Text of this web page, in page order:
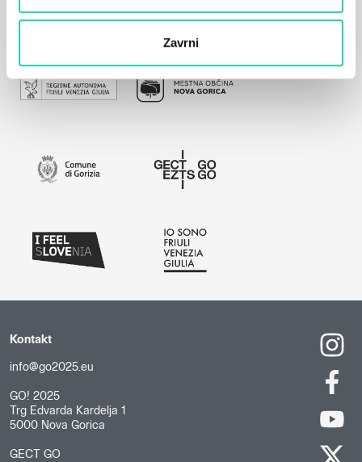
Zavrni
Kontakt
info@go2025.eu
GO! 2025
Trg Edvarda Kardelja 1
5000 Nova Gorica
GECT GO